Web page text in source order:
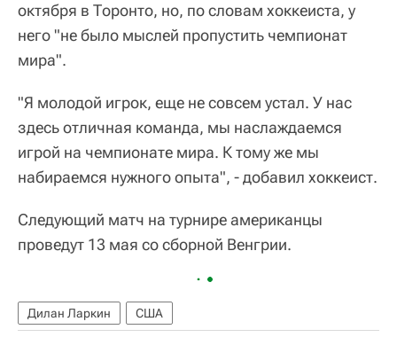
октября в Торонто, но, по словам хоккеиста, у
него "не было мыслей пропустить чемпионат
мира".
"Я молодой игрок, еще не совсем устал. У нас
здесь отличная команда, мы наслаждаемся
игрой на чемпионате мира. К тому же мы
набираемся нужного опыта", - добавил хоккеист.
Следующий матч на турнире американцы
проведут 13 мая со сборной Венгрии.
Дилан Ларкин США